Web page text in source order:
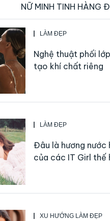
NỮ MINH TINH HÀNG
LÀM ĐẸP
Nghệ thuật phối
tạo khí chất riêng
LÀM ĐẸP
Đâu là hương nước
của các IT Girl thế
XU HƯỚNG LÀM ĐẸP